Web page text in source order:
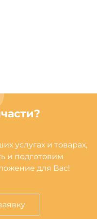
услугах и товарах,
и подготовим
для Вас!